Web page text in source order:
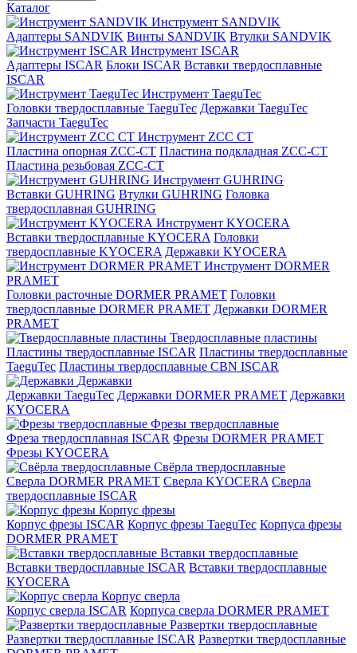
Каталог
Инструмент SANDVIK
Адаптеры SANDVIK Винты SANDVIK Втулки SANDVIK
Инструмент ISCAR
Адаптеры ISCAR Блоки ISCAR Вставки твердосплавные
ISCAR
Инструмент TaeguTec
Головки твердосплавные TaeguTec Державки TaeguTec
Запчасти TaeguTec
Инструмент ZCС CT
Пластина опорная ZCC-CT Пластина подкладная ZCC-CT
Пластина резьбовая ZCC-CT
Инструмент GUHRING
Вставки GUHRING Втулки GUHRING Головка
твердосплавная GUHRING
Инструмент KYOCERA
Вставки твердосплавные KYOCERA Головки
твердосплавные KYOCERA Державки KYOCERA
Инструмент DORMER
PRAMET
Головки расточные DORMER PRAMET Головки
твердосплавные DORMER PRAMET Державки DORMER
PRAMET
Твердосплавные пластины
Пластины твердосплавные ISCAR Пластины твердосплавные
TaeguTec Пластины твердосплавные CBN ISCAR
Державки
Державки TaeguTec Державки DORMER PRAMET Державки
KYOCERA
Фрезы твердосплавные
Фреза твердосплавная ISCAR Фрезы DORMER PRAMET
Фрезы KYOCERA
Свёрла твердосплавные
Сверла DORMER PRAMET Сверла KYOCERA Сверла
твердосплавные ISCAR
Корпус фрезы
Корпус фрезы ISCAR Корпус фрезы TaeguTec Корпуса фрезы
DORMER PRAMET
Вставки твердосплавные
Вставки твердосплавные ISCAR Вставки твердосплавные
KYOCERA
Корпус сверла
Корпус сверла ISCAR Корпуса сверла DORMER PRAMET
Развертки твердосплавные
Развертки твердосплавные ISCAR Развертки твердосплавные